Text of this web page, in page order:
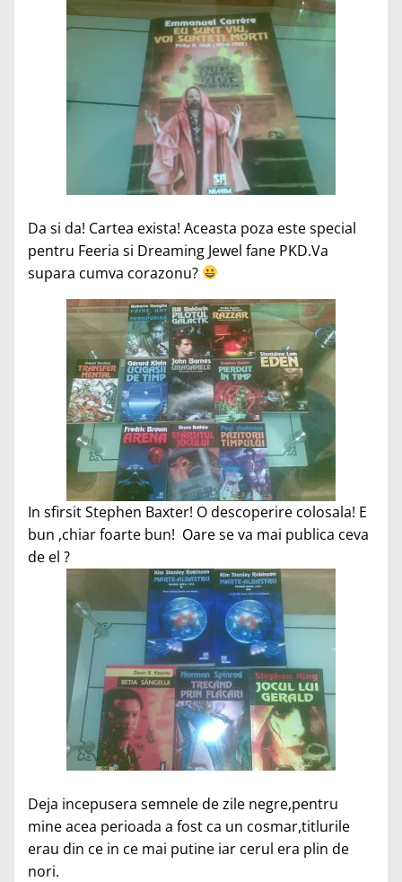
Da si da! Cartea exista! Aceasta poza este special
pentru Feeria si Dreaming Jewel fane PKD.Va
supara cumva corazonu?
In sfirsit Stephen Baxter! O descoperire colosala! E
bun ,chiar foarte bun! Oare se va mai publica ceva
de el ?
Deja incepusera semnele de zile negre,pentru
mine acea perioada a fost ca un cosmar,titlurile
erau din ce in ce mai putine iar cerul era plin de
nori.